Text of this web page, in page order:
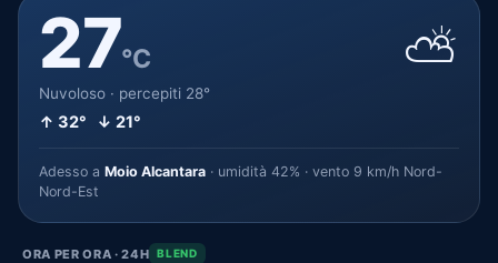
27°C
Nuvoloso · percepiti 28°
↑ 32° ↓ 21°
⛅
Adesso a Moio Alcantara · umidità 42% · vento 9 km/h Nord-
Nord-Est
ORA PER ORA · 24H BLEND